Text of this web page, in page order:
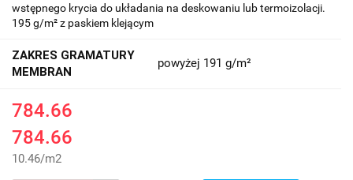
wstępnego krycia do układania na deskowaniu lub termoizolacji.
195 g/m² z paskiem klejącym
ZAKRES GRAMATURY
MEMBRAN
powyżej 191 g/m²
784.66
784.66
10.46/m2